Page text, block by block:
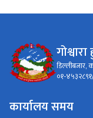
डिल्लीबजार,
०१-
कार्यालय समय